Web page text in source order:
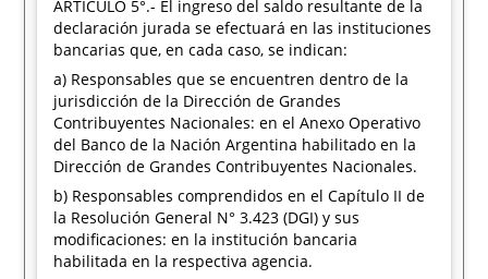
ARTICULO 5°.- El ingreso del saldo resultante de la
declaración jurada se efectuará en las instituciones
bancarias que, en cada caso, se indican:
a) Responsables que se encuentren dentro de la
jurisdicción de la Dirección de Grandes
Contribuyentes Nacionales: en el Anexo Operativo
del Banco de la Nación Argentina habilitado en la
Dirección de Grandes Contribuyentes Nacionales.
b) Responsables comprendidos en el Capítulo II de
la Resolución General N° 3.423 (DGI) y sus
modificaciones: en la institución bancaria
habilitada en la respectiva agencia.